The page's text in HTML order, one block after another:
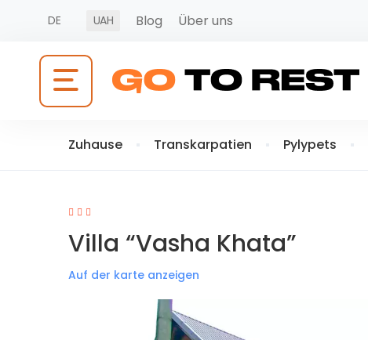
DE UAH Blog Über uns
Zuhause Transkarpatien Pylypets
Villa “Vasha Khata”
Auf der karte anzeigen